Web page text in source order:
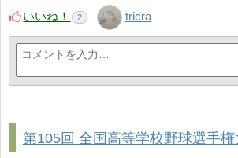
いいね！ 2 tricra